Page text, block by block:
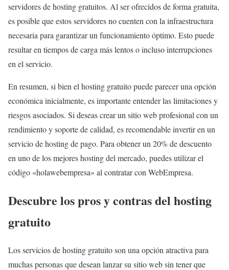
servidores de hosting gratuitos. Al ser ofrecidos de forma gratuita,
es posible que estos servidores no cuenten con la infraestructura
necesaria para garantizar un funcionamiento óptimo. Esto puede
resultar en tiempos de carga más lentos o incluso interrupciones
en el servicio.
En resumen, si bien el hosting gratuito puede parecer una opción
económica inicialmente, es importante entender las limitaciones y
riesgos asociados. Si deseas crear un sitio web profesional con un
rendimiento y soporte de calidad, es recomendable invertir en un
servicio de hosting de pago. Para obtener un 20% de descuento
en uno de los mejores hosting del mercado, puedes utilizar el
código «holawebempresa» al contratar con WebEmpresa.
Descubre los pros y contras del hosting
gratuito
Los servicios de hosting gratuito son una opción atractiva para
muchas personas que desean lanzar su sitio web sin tener que